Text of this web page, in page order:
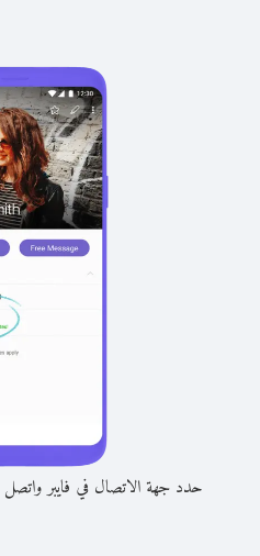
حدد جهة الاتصال في فايبر واتصل